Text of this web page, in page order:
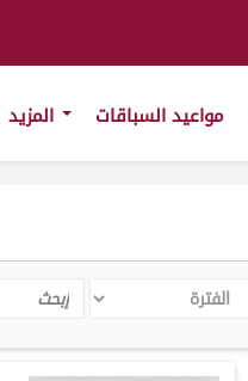
مواعيد السباقات
الفترة Search